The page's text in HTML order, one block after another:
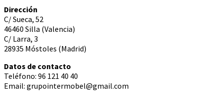
Dirección
C/ Sueca, 52
46460 Silla (Valencia)
C/ Larra, 3
28935 Móstoles (Madrid)
Datos de contacto
Teléfono: 96 121 40 40
Email: grupointermobel@gmail.com